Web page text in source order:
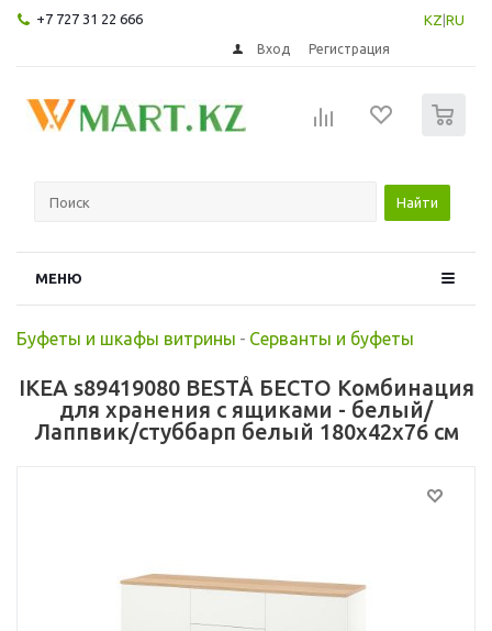
+7 727 31 22 666 KZ RU
Вход Регистрация
Найти
МЕНЮ
Буфеты и шкафы витрины - Серванты и буфеты
IKEA s89419080 BESTÅ БЕСТО Комбинация
для хранения с ящиками - белый/
Лаппвик/стуббарп белый 180x42x76 см